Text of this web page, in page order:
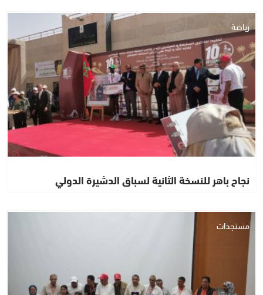
رياضة
نجاح باهر للنسخة الثانية لسباق الدشيرة الدولي
مستجدات